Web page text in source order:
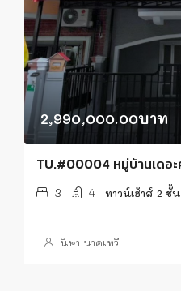
2,990,000.00บาท
3 4 ทาวน์เฮ้าส์ 2 ชั้น
นิษา นาคเทวี